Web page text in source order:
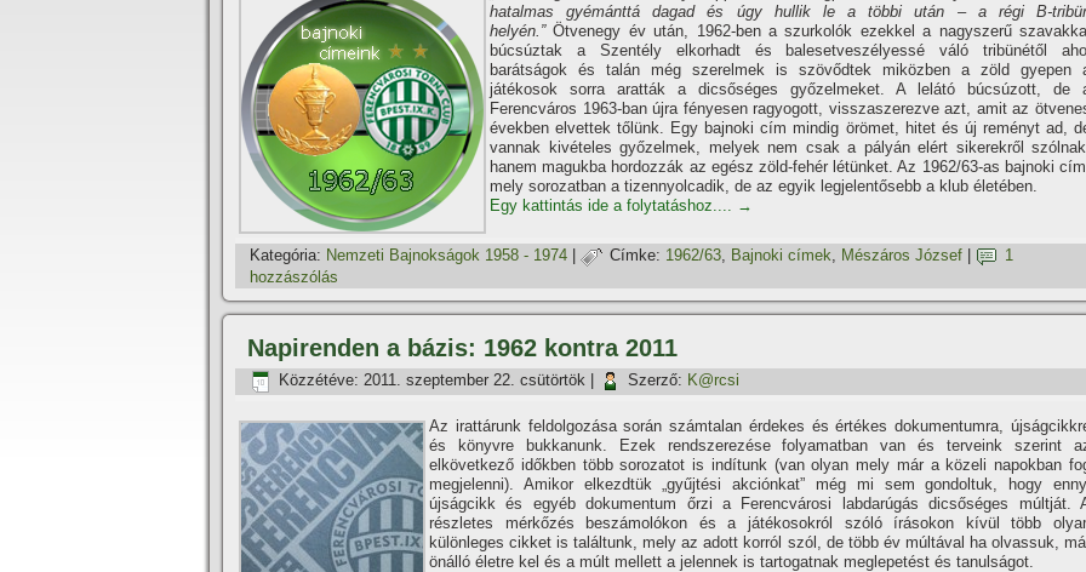
hatalmas gyémánttá dagad és úgy hullik le a többi után – a régi B-
helyén.”Ötvenegy év után, 1962-ben a szurkolók ezekkel a nagyszerű
búcsúztak a Szentély elkorhadt és balesetveszélyessé váló tribünétől ahol
barátságok és talán még szerelmek is szövődtek miközben a zöld gyepen
játékosok sorra aratták a dicsőséges győzelmeket. A lelátó búcsúzott, de
Ferencváros 1963-ban újra fényesen ragyogott, visszaszerezve azt, amit az
években elvettek tőlünk. Egy bajnoki cí­m mindig örömet, hitet és új reményt ad,
vannak kivételes győzelmek, melyek nem csak a pályán elért sikerekről
hanem magukba hordozzák az egész zöld-fehér létünket. Az 1962/63-as bajnoki
mely sorozatban a tizennyolcadik, de az egyik legjelentősebb a klub életében.
Egy kattintás ide a folytatáshoz.... →
Kategória: Nemzeti Bajnokságok 1958 - 1974 Címke: 1962/63, Bajnoki cí­mek, Mészáros József
1
hozzászólás
Napirenden a bázis: 1962 kontra 2011
Közzétéve: 2011. szeptember 22. csütörtök Szerző: K@rcsi
Az irattárunk feldolgozása során számtalan érdekes és értékes dokumentumra,
és könyvre bukkanunk. Ezek rendszerezése folyamatban van és terveink szerint
elkövetkező időkben több sorozatot is indí­tunk (van olyan mely már a közeli napokban
megjelenni). Amikor elkezdtük „gyűjtési akciónkat” még mi sem gondoltuk, hogy
újságcikk és egyéb dokumentum őrzi a Ferencvárosi labdarúgás dicsőséges múltját.
részletes mérkőzés beszámolókon és a játékosokról szóló í­rásokon kí­vül több
különleges cikket is találtunk, mely az adott korról szól, de több év múltával ha olvassuk,
önálló életre kel és a múlt mellett a jelennek is tartogatnak meglepetést és tanulságot.